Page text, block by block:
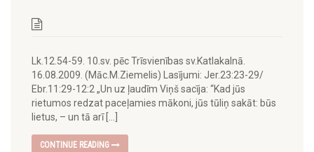
Lk.12.54-59. 10.sv. pēc Trīsvienības sv.Katlakalnā.
16.08.2009. (Māc.M.Ziemelis) Lasījumi: Jer.23:23-29/
Ebr.11:29-12:2 „Un uz ļaudīm Viņš sacīja: “Kad jūs
rietumos redzat paceļamies mākoni, jūs tūliņ sakāt: būs
lietus, – un tā arī […]
CONTINUE READING